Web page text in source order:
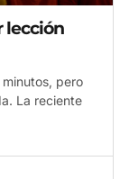
lección
pero
La reciente